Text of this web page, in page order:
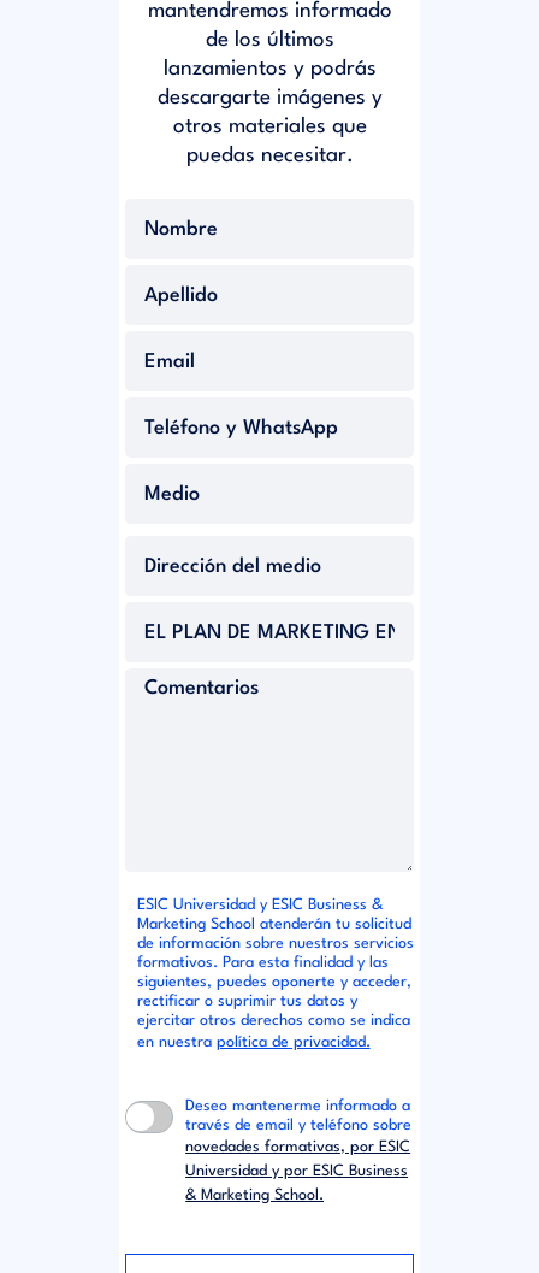
mantendremos informado
de los últimos
lanzamientos y podrás
descargarte imágenes y
otros materiales que
puedas necesitar.
ESIC Universidad y ESIC Business &
Marketing School atenderán tu solicitud
de información sobre nuestros servicios
formativos. Para esta finalidad y las
siguientes, puedes oponerte y acceder,
rectificar o suprimir tus datos y
ejercitar otros derechos como se indica
en nuestra política de privacidad.
Deseo mantenerme informado a
través de email y teléfono sobre
novedades formativas, por ESIC
Universidad y por ESIC Business
& Marketing School.